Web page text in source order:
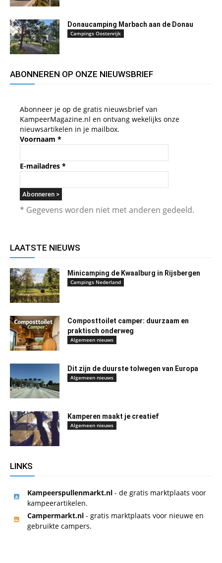
Donaucamping Marbach aan de Donau
Campings Oostenrijk
ABONNEREN OP ONZE NIEUWSBRIEF
Abonneer je op de gratis nieuwsbrief van
KampeerMagazine.nl en ontvang wekelijks onze
nieuwsartikelen in je mailbox.
Voornaam *
E-mailadres *
* Gegevens worden niet met anderen gedeeld.
LAATSTE NIEUWS
Minicamping de Kwaalburg in Rijsbergen
Campings Nederland
Composttoilet camper: duurzaam en
praktisch onderweg
Algemeen nieuws
Dit zijn de duurste tolwegen van Europa
Algemeen nieuws
Kamperen maakt je creatief
Algemeen nieuws
LINKS
Kampeerspullenmarkt.nl - de gratis marktplaats voor
kampeerartikelen.
Campermarkt.nl - gratis marktplaats voor nieuwe en
gebruikte campers.